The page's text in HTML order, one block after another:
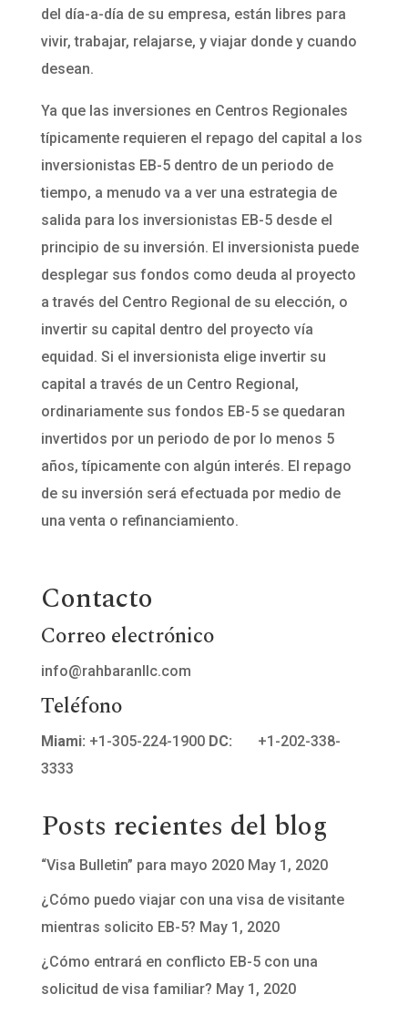
del día-a-día de su empresa, están libres para
vivir, trabajar, relajarse, y viajar donde y cuando
desean.
Ya que las inversiones en Centros Regionales
típicamente requieren el repago del capital a los
inversionistas EB-5 dentro de un periodo de
tiempo, a menudo va a ver una estrategia de
salida para los inversionistas EB-5 desde el
principio de su inversión. El inversionista puede
desplegar sus fondos como deuda al proyecto
a través del Centro Regional de su elección, o
invertir su capital dentro del proyecto vía
equidad. Si el inversionista elige invertir su
capital a través de un Centro Regional,
ordinariamente sus fondos EB-5 se quedaran
invertidos por un periodo de por lo menos 5
años, típicamente con algún interés. El repago
de su inversión será efectuada por medio de
una venta o refinanciamiento.
Contacto
Correo electrónico
info@rahbaranllc.com
Teléfono
Miami: +1-305-224-1900 DC:
+1-202-338-
3333
Posts recientes del blog
“Visa Bulletin” para mayo 2020 May 1, 2020
¿Cómo puedo viajar con una visa de visitante
mientras solicito EB-5? May 1, 2020
¿Cómo entrará en conflicto EB-5 con una
solicitud de visa familiar? May 1, 2020